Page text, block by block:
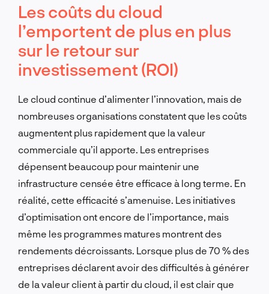
Les coûts du cloud
l’emportent de plus en plus
sur le retour sur
investissement (ROI)
Le cloud continue d’alimenter l’innovation, mais de
nombreuses organisations constatent que les coûts
augmentent plus rapidement que la valeur
commerciale qu’il apporte. Les entreprises
dépensent beaucoup pour maintenir une
infrastructure censée être efficace à long terme. En
réalité, cette efficacité s’amenuise. Les initiatives
d’optimisation ont encore de l’importance, mais
même les programmes matures montrent des
rendements décroissants. Lorsque plus de 70 % des
entreprises déclarent avoir des difficultés à générer
de la valeur client à partir du cloud, il est clair que